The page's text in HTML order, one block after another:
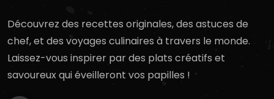
Découvrez des recettes originales, des astuces de
chef, et des voyages culinaires à travers le monde.
Laissez-vous inspirer par des plats créatifs et
savoureux qui éveilleront vos papilles !